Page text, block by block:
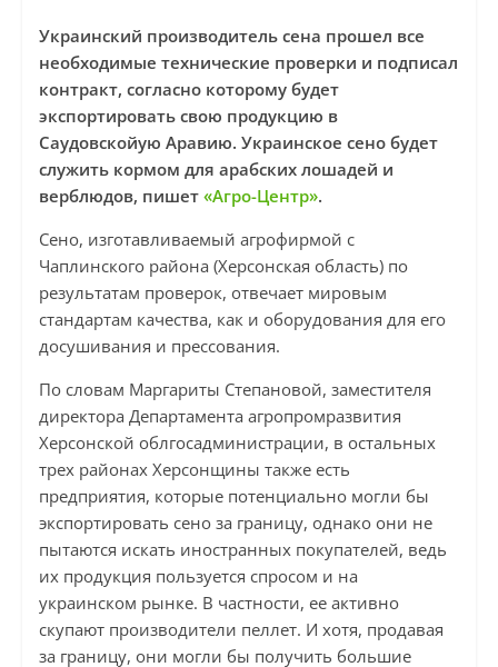
Украинский производитель сена прошел все
необходимые технические проверки и подписал
контракт, согласно которому будет
экспортировать свою продукцию в
Саудовскойую Аравию. Украинское сено будет
служить кормом для арабских лошадей и
верблюдов, пишет «Агро-Центр».
Сено, изготавливаемый агрофирмой с
Чаплинского района (Херсонская область) по
результатам проверок, отвечает мировым
стандартам качества, как и оборудования для его
досушивания и прессования.
По словам Маргариты Степановой, заместителя
директора Департамента агропромразвития
Херсонской облгосадминистрации, в остальных
трех районах Херсонщины также есть
предприятия, которые потенциально могли бы
экспортировать сено за границу, однако они не
пытаются искать иностранных покупателей, ведь
их продукция пользуется спросом и на
украинском рынке. В частности, ее активно
скупают производители пеллет. И хотя, продавая
за границу, они могли бы получить большие